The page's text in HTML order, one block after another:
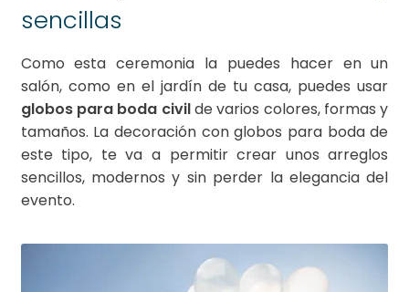
sencillas
Como esta ceremonia la puedes hacer en un
salón, como en el jardín de tu casa, puedes usar
globos para boda civilde varios colores, formas y
tamaños. La decoración con globos para boda de
este tipo, te va a permitir crear unos arreglos
sencillos, modernos y sin perder la elegancia del
evento.